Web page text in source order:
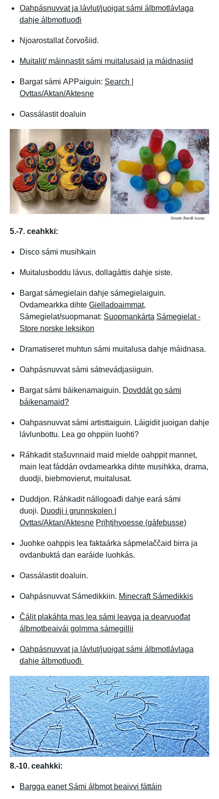
Oahpásnuvvat ja lávlut/juoigat sámi álbmotlávlaga
dahje álbmotluođi
Njoarostallat čorvošiid.
Muitalit/ máinnastit sámi muitalusaid ja máidnasiid
Bargat sámi APPaiguin: Search |
Ovttas/Aktan/Aktesne
Oassálastit doaluin
5.-7. ceahkki:
Disco sámi musihkain
Muitalusboddu lávus, dollagáttis dahje siste.
Bargat sámegielain dahje sámegielaiguin.
Ovdamearkka dihte Gielladoaimmat,
Sámegielat/suopmanat: Suopmankárta Sámegielat -
Store norske leksikon
Dramatiseret muhtun sámi muitalusa dahje máidnasa.
Oahpásnuvvat sámi sátnevádjasiiguin.
Bargat sámi báikenamaiguin. Dovddát go sámi
báikenamaid?
Oahpasnuvvat sámi artisttaiguin. Láigidit juoigan dahje
lávlunbottu. Lea go ohppiin luohti?
Ráhkadit stašuvnnaid maid mielde oahppit mannet,
main leat fáddán ovdamearkka dihte musihkka, drama,
duodji, biebmovierut, muitalusat.
Duddjon. Ráhkadit nállogoađi dahje eará sámi
duoji. Duodji i grunnskolen |
Ovttas/Aktan/Aktesne Prïhtjhvoesse (gáfebusse)
Juohke oahppis lea faktaárka sápmelaččaid birra ja
ovdanbuktá dan earáide luohkás.
Oassálastit doaluin.
Oahpásnuvvat Sámedikkiin. Minecraft Sámedikkis
Čálit plakáhta mas lea sámi leavga ja dearvuođat
álbmotbeaivái golmma sámegillii
Oahpásnuvvat ja lávlut/juoigat sámi álbmotlávlaga
dahje álbmotluođi
8.-10. ceahkki:
Bargga eanet Sámi álbmot beaivvi fáttáin